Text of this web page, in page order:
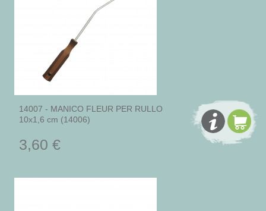
14007 - MANICO FLEUR PER RULLO
10x1,6 cm (14006)
3,60 €